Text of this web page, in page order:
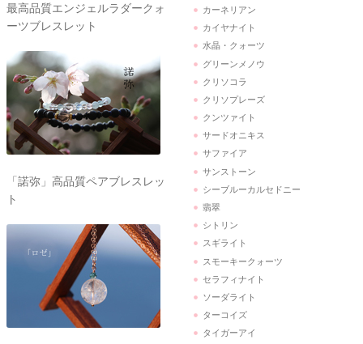
最高品質エンジェルラダークォ
ーツブレスレット
「諾弥」高品質ペアブレスレッ
ト
カーネリアン
カイヤナイト
水晶・クォーツ
グリーンメノウ
クリソコラ
クリソプレーズ
クンツァイト
サードオニキス
サファイア
サンストーン
シーブルーカルセドニー
翡翠
シトリン
スギライト
スモーキークォーツ
セラフィナイト
ソーダライト
ターコイズ
タイガーアイ